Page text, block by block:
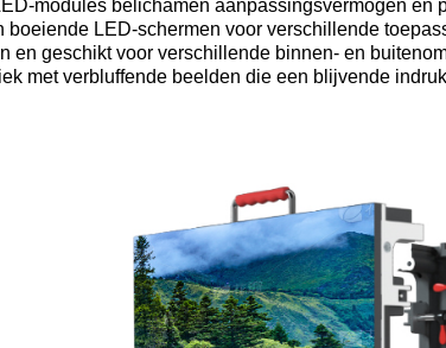
modules belichamen aanpassingsvermogen
boeiende LED-schermen voor verschillende
en geschikt voor verschillende binnen- en
met verbluffende beelden die een blijvende